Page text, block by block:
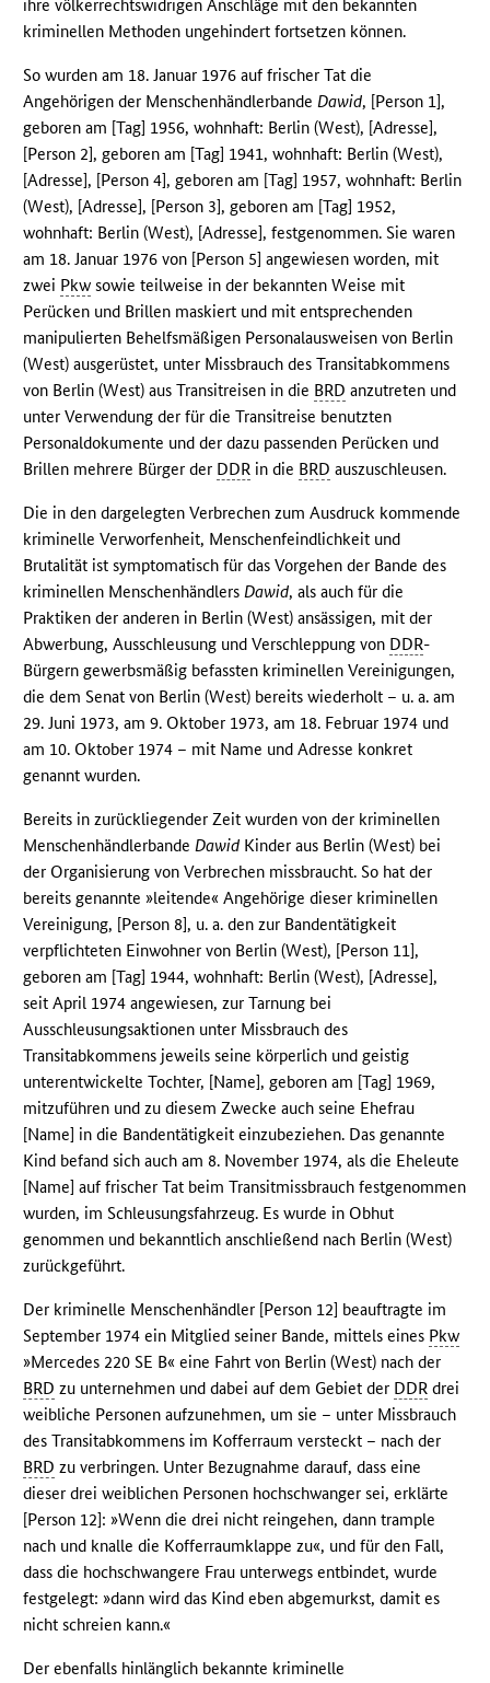
ihre völkerrechtswidrigen Anschläge mit den bekannten
kriminellen Methoden ungehindert fortsetzen können.
So wurden am 18. Januar 1976 auf frischer Tat die
Angehörigen der MenschenhändlerbandeDawid, [Person 1],
geboren am [Tag] 1956, wohnhaft: Berlin (West), [Adresse],
[Person 2], geboren am [Tag] 1941, wohnhaft: Berlin (West),
[Adresse], [Person 4], geboren am [Tag] 1957, wohnhaft: Berlin
(West), [Adresse], [Person 3], geboren am [Tag] 1952,
wohnhaft: Berlin (West), [Adresse], festgenommen. Sie waren
am 18. Januar 1976 von [Person 5] angewiesen worden, mit
zwei Pkw sowie teilweise in der bekannten Weise mit
Perücken und Brillen maskiert und mit entsprechenden
manipulierten Behelfsmäßigen Personalausweisen von Berlin
(West) ausgerüstet, unter Missbrauch des Transitabkommens
von Berlin (West) aus Transitreisen in die BRD anzutreten und
unter Verwendung der für die Transitreise benutzten
Personaldokumente und der dazu passenden Perücken und
Brillen mehrere Bürger der DDR in die BRD auszuschleusen.
Die in den dargelegten Verbrechen zum Ausdruck kommende
kriminelle Verworfenheit, Menschenfeindlichkeit und
Brutalität ist symptomatisch für das Vorgehen der Bande des
kriminellen MenschenhändlersDawid, als auch für die
Praktiken der anderen in Berlin (West) ansässigen, mit der
Abwerbung, Ausschleusung und Verschleppung von DDR-
Bürgern gewerbsmäßig befassten kriminellen Vereinigungen,
die dem Senat von Berlin (West) bereits wiederholt – u. a. am
29. Juni 1973, am 9. Oktober 1973, am 18. Februar 1974 und
am 10. Oktober 1974 – mit Name und Adresse konkret
genannt wurden.
Bereits in zurückliegender Zeit wurden von der kriminellen
MenschenhändlerbandeDawid Kinder aus Berlin (West) bei
der Organisierung von Verbrechen missbraucht. So hat der
bereits genannte »leitende« Angehörige dieser kriminellen
Vereinigung, [Person 8], u. a. den zur Bandentätigkeit
verpflichteten Einwohner von Berlin (West), [Person 11],
geboren am [Tag] 1944, wohnhaft: Berlin (West), [Adresse],
seit April 1974 angewiesen, zur Tarnung bei
Ausschleusungsaktionen unter Missbrauch des
Transitabkommens jeweils seine körperlich und geistig
unterentwickelte Tochter, [Name], geboren am [Tag] 1969,
mitzuführen und zu diesem Zwecke auch seine Ehefrau
[Name] in die Bandentätigkeit einzubeziehen. Das genannte
Kind befand sich auch am 8. November 1974, als die Eheleute
[Name] auf frischer Tat beim Transitmissbrauch festgenommen
wurden, im Schleusungsfahrzeug. Es wurde in Obhut
genommen und bekanntlich anschließend nach Berlin (West)
zurückgeführt.
Der kriminelle Menschenhändler [Person 12] beauftragte im
September 1974 ein Mitglied seiner Bande, mittels eines Pkw
»Mercedes 220 SE B« eine Fahrt von Berlin (West) nach der
BRD zu unternehmen und dabei auf dem Gebiet der DDR drei
weibliche Personen aufzunehmen, um sie – unter Missbrauch
des Transitabkommens im Kofferraum versteckt – nach der
BRD zu verbringen. Unter Bezugnahme darauf, dass eine
dieser drei weiblichen Personen hochschwanger sei, erklärte
[Person 12]: »Wenn die drei nicht reingehen, dann trample
nach und knalle die Kofferraumklappe zu«, und für den Fall,
dass die hochschwangere Frau unterwegs entbindet, wurde
festgelegt: »dann wird das Kind eben abgemurkst, damit es
nicht schreien kann.«
Der ebenfalls hinlänglich bekannte kriminelle